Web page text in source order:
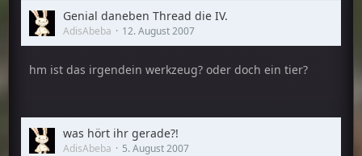
Genial daneben Thread die IV.
AdisAbeba 12. August 2007
hm ist das irgendein werkzeug? oder doch ein tier?
was hört ihr gerade?!
AdisAbeba 5. August 2007